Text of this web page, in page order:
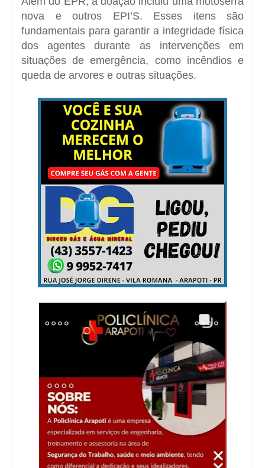
nova e outros EPI’S. Esses itens são
fundamentais para garantir a integridade física
dos agentes durante as intervenções em
situações de emergência, como incêndios e
queda de arvores e outras situações.